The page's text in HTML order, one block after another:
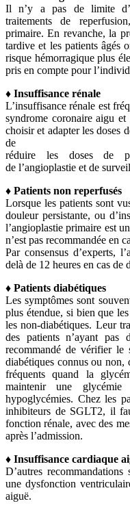
Il n’y a pas de limite
traitements de
primaire. En revanche, la
tardive et les patients âgés
risque hémorragique plus
pris en compte pour
♦ Insuffisance rénale
L’insuffisance rénale est
syndrome coronaire aigu
choisir et adapter les doses
de
réduire les doses de
de l’angioplastie et de
♦ Patients non reperfusés
Lorsque les patients sont
douleur persistante, ou
l’angioplastie primaire est
n’est pas recommandée en
Par consensus d’experts,
delà de 12 heures en cas de
♦ Patients diabétiques
Les symptômes sont
plus étendue, si bien que
les non-diabétiques. Leur
des patients n’ayant
recommandé de vérifier le
diabétiques connus ou non,
fréquents quand la
maintenir une
hypoglycémies. Chez les
inhibiteurs de SGLT2, il
fonction rénale, avec des
après l’admission.
♦ Insuffisance cardiaque
D’autres
une dysfonction
aiguë.